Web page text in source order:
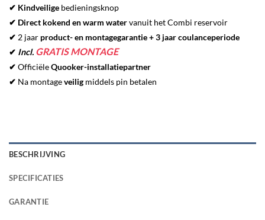
✔ Kindveilige bedieningsknop
✔ Direct kokend en warm watervanuit het Combi reservoir
✔ 2 jaar product- en montagegarantie + 3 jaar coulanceperiode
✔ Incl. GRATIS MONTAGE
✔ OfficiëleQuooker-installatiepartner
✔ Na montageveilig middels pin betalen
BESCHRIJVING
SPECIFICATIES
GARANTIE